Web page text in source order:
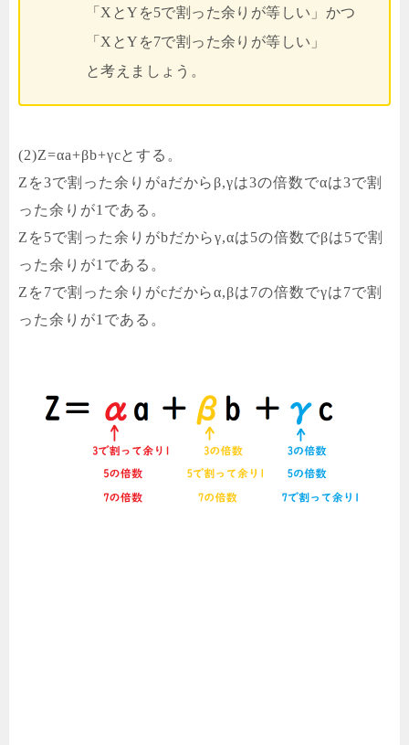
「XとYを5で割った余りが等しい」かつ
「XとYを7で割った余りが等しい」
と考えましょう。
(2)Z=αa+βb+γcとする。
Zを3で割った余りがaだからβ,γは3の倍数でαは3で割
った余りが1である。
Zを5で割った余りがbだからγ,αは5の倍数でβは5で割
った余りが1である。
Zを7で割った余りがcだからα,βは7の倍数でγは7で割
った余りが1である。